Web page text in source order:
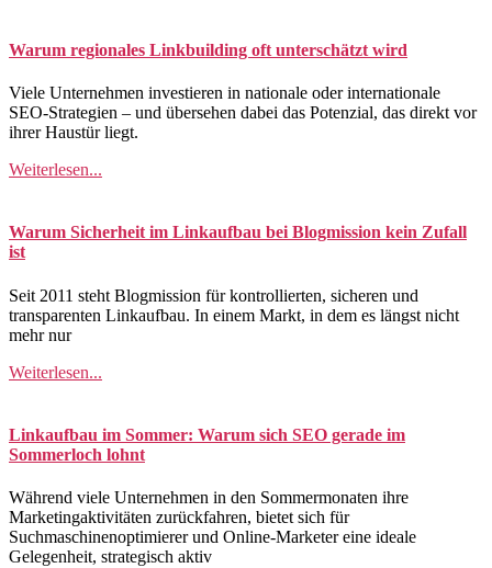
Warum regionales Linkbuilding oft unterschätzt wird
Viele Unternehmen investieren in nationale oder internationale
SEO-Strategien – und übersehen dabei das Potenzial, das direkt vor
ihrer Haustür liegt.
Weiterlesen...
Warum Sicherheit im Linkaufbau bei Blogmission kein Zufall
ist
Seit 2011 steht Blogmission für kontrollierten, sicheren und
transparenten Linkaufbau. In einem Markt, in dem es längst nicht
mehr nur
Weiterlesen...
Linkaufbau im Sommer: Warum sich SEO gerade im
Sommerloch lohnt
Während viele Unternehmen in den Sommermonaten ihre
Marketingaktivitäten zurückfahren, bietet sich für
Suchmaschinenoptimierer und Online-Marketer eine ideale
Gelegenheit, strategisch aktiv